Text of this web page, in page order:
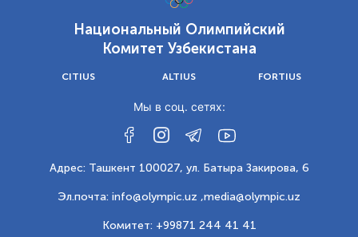
Национальный Олимпийский
Комитет Узбекистана
CITIUS ALTIUS FORTIUS
Мы в соц. сетях:
Адрес: Ташкент 100027, ул. Батыра Закирова, 6
Эл.почта: info@olympic.uz ,media@olympic.uz
Комитет: +99871 244 41 41